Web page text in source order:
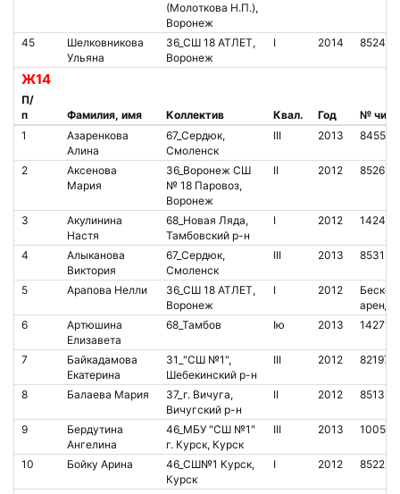
(Молоткова Н.П.),
Воронеж
45
Шелковникова
Ульяна
36_СШ 18 АТЛЕТ,
Воронеж
I 2014
Ж14
П/
п
Фамилия, имя Коллектив Квал. Год
№ чипа
1
Азаренкова
Алина
67_Сердюк,
Смоленск
III 2013
2
Аксенова
Мария
36_Воронеж СШ
№ 18 Паровоз,
Воронеж
II 2012
3
Акулинина
Настя
68_Новая Ляда,
Тамбовский р-н
I 2012
4
Алыканова
Виктория
67_Сердюк,
Смоленск
III 2013
5 Арапова Нелли
36_СШ 18 АТЛЕТ,
Воронеж
I 2012
аренда
6
Артюшина
Елизавета
68_Тамбов Iю 2013
7
Байкадамова
Екатерина
31_"СШ №1",
Шебекинский р-н
III 2012
8 Балаева Мария
37_г. Вичуга,
Вичугский р-н
II 2012
9
Бердутина
Ангелина
46_МБУ "СШ №1"
г. Курск, Курск
III 2013
10 Бойку Арина
46_СШ№1 Курск,
Курск
I 2012